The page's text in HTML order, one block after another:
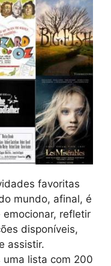
favoritas
mundo, afinal, é
refletir
disponíveis,
assistir.
uma lista com 200